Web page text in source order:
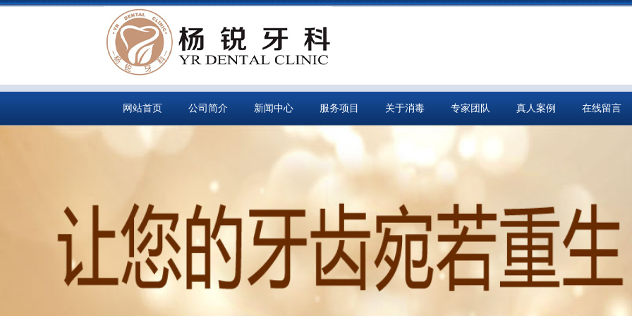
网站首页 公司简介 新闻中心 服务项目 关于消毒 专家团队 真人案例 在线留言